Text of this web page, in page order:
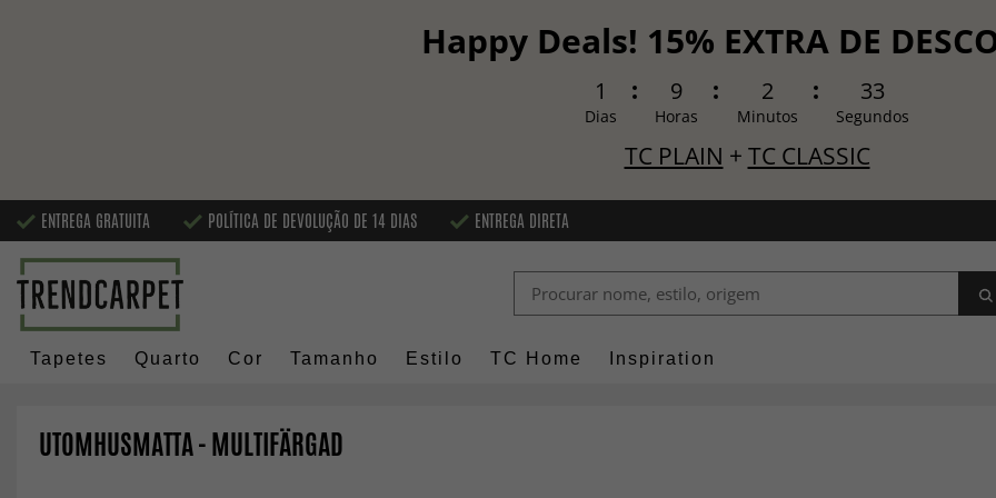
Happy Deals! 15% EXTRA DE
1
Dias
9
Horas
2
Minutos
31
Segundos
TC PLAIN + TC CLASSIC
ENTREGA GRATUITA POLÍTICA DE DEVOLUÇÃO DE 14 DIAS ENTREGA DIRETA
Tapetes Quarto Cor Tamanho Estilo TC Home Inspiration
UTOMHUSMATTA - MULTIFÄRGAD